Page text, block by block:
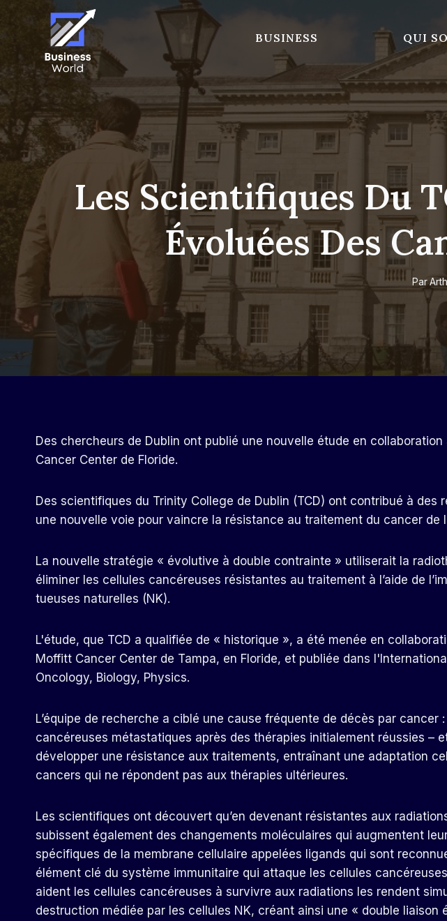
BUSINESS QUI
Les Scientifiques Du
Évoluées Des
Par
Des chercheurs de Dublin ont publié une nouvelle étude en
Cancer Center de Floride.
Des scientifiques du Trinity College de Dublin (TCD) ont contribué à des
une nouvelle voie pour vaincre la résistance au traitement du cancer de
La nouvelle stratégie « évolutive à double contrainte » utiliserait la
éliminer les cellules cancéreuses résistantes au traitement à l’aide de
tueuses naturelles (NK).
L'étude, que TCD a qualifiée de « historique », a été menée en
Moffitt Cancer Center de Tampa, en Floride, et publiée dans
Oncology, Biology, Physics.
L’équipe de recherche a ciblé une cause fréquente de décès par cancer
cancéreuses métastatiques après des thérapies initialement réussies –
développer une résistance aux traitements, entraînant une adaptation
cancers qui ne répondent pas aux thérapies ultérieures.
Les scientifiques ont découvert qu’en devenant résistantes aux
subissent également des changements moléculaires qui augmentent
spécifiques de la membrane cellulaire appelées ligands qui sont
élément clé du système immunitaire qui attaque les cellules
aident les cellules cancéreuses à survivre aux radiations les rendent
destruction médiée par les cellules NK, créant ainsi une « double liaison